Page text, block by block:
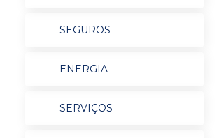
SEGUROS
ENERGIA
SERVIÇOS